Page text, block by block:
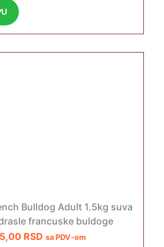
Bulldog Adult 1.5kg suva
francuske buldoge
RSD sa PDV-om